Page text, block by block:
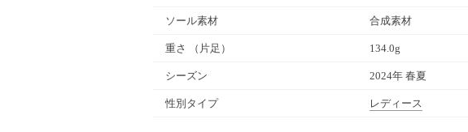
ソール素材 合成素材
重さ （片足） 134.0g
シーズン 2024年 春夏
性別タイプ レディース